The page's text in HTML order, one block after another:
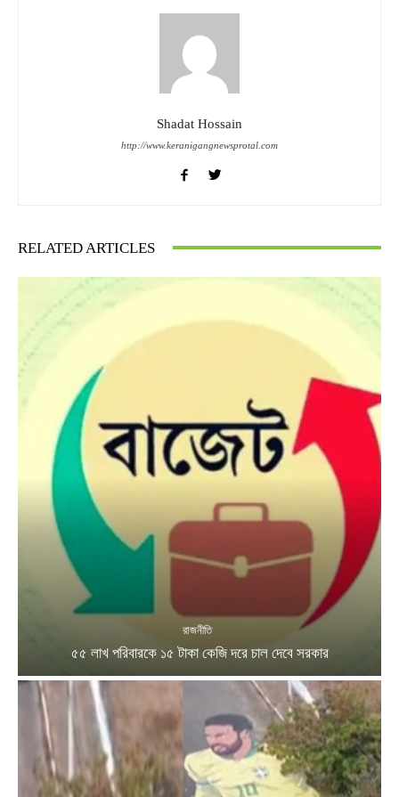
Shadat Hossain
http://www.keranigangnewsprotal.com
RELATED ARTICLES
রাজনীতি
৫৫ লাখ পরিবারকে ১৫ টাকা কেজি দরে চাল দেবে সরকার